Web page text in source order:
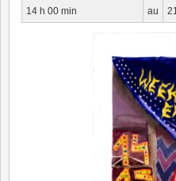
14 h 00 min au